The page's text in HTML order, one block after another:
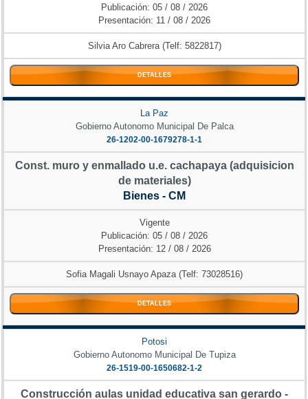
Publicación: 05 / 08 / 2026
Presentación: 11 / 08 / 2026
Silvia Aro Cabrera (Telf: 5822817)
DETALLES
La Paz
Gobierno Autonomo Municipal De Palca
26-1202-00-1679278-1-1
Const. muro y enmallado u.e. cachapaya (adquisicion
de materiales)
Bienes - CM
Vigente
Publicación: 05 / 08 / 2026
Presentación: 12 / 08 / 2026
Sofia Magali Usnayo Apaza (Telf: 73028516)
DETALLES
Potosi
Gobierno Autonomo Municipal De Tupiza
26-1519-00-1650682-1-2
Construcción aulas unidad educativa san gerardo -